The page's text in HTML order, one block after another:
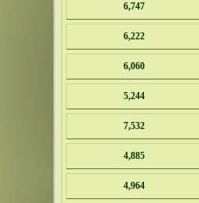
6,747
6,222
6,060
5,244
7,532
4,885
4,964